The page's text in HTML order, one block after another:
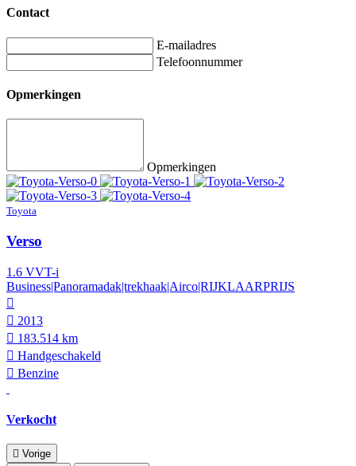
Contact
E-mailadres
Telefoonnummer
Opmerkingen
Opmerkingen
Toyota
Verso
1.6 VVT-i
Business|Panoramadak|trekhaak|Airco|RIJKLAARPRIJS
2013
183.514 km
Hand­geschakeld
Benzine
Verkocht
Vorige